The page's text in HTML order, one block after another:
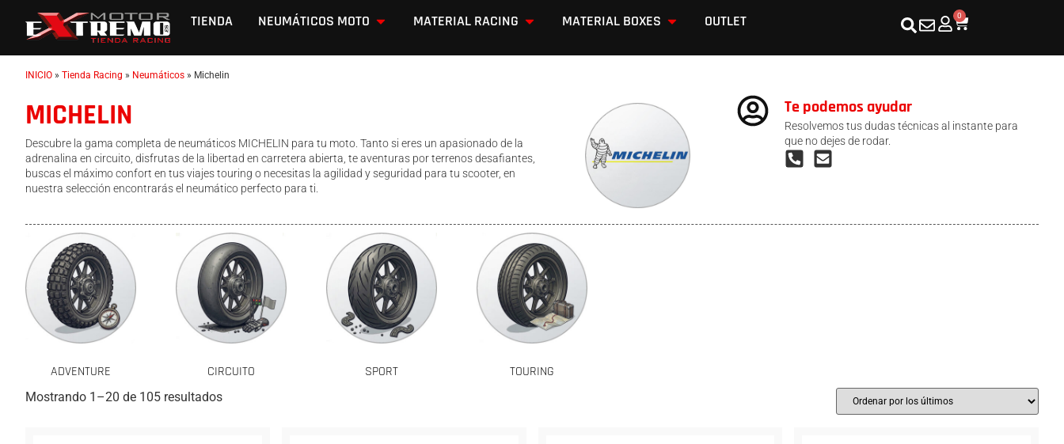
TIENDA NEUMÁTICOS MOTO MATERIAL RACING MATERIAL BOXES OUTLET 0
INICIO » Tienda Racing » Neumáticos » Michelin
MICHELIN
Descubre la gama completa de neumáticos MICHELIN para tu moto. Tanto si eres un apasionado de la
adrenalina en circuito, disfrutas de la libertad en carretera abierta, te aventuras por terrenos desafiantes,
buscas el máximo confort en tus viajes touring o necesitas la agilidad y seguridad para tu scooter, en
nuestra selección encontrarás el neumático perfecto para ti.
Te podemos ayudar
Resolvemos tus dudas técnicas al instante para
que no dejes de rodar.
ADVENTURE CIRCUITO SPORT TOURING
Mostrando 1–20 de 105 resultados